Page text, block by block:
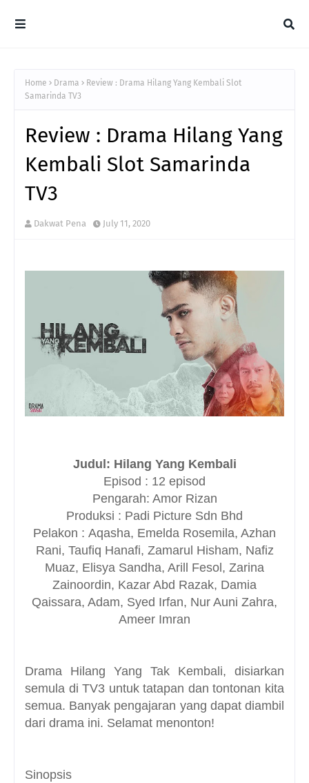
Home Drama
Review : Drama Hilang Yang Kembali Slot
Samarinda TV3
Review : Drama Hilang Yang
Kembali Slot Samarinda
TV3
Dakwat Pena July 11, 2020
Judul: Hilang Yang Kembali
Episod : 12 episod
Pengarah: Amor Rizan
Produksi : Padi Picture Sdn Bhd
Pelakon : Aqasha, Emelda Rosemila, Azhan
Rani, Taufiq Hanafi, Zamarul Hisham, Nafiz
Muaz, Elisya Sandha, Arill Fesol, Zarina
Zainoordin, Kazar Abd Razak, Damia
Qaissara, Adam, Syed Irfan, Nur Auni Zahra,
Ameer Imran
Drama Hilang Yang Tak Kembali, disiarkan
semula di TV3 untuk tatapan dan tontonan kita
semua. Banyak pengajaran yang dapat diambil
dari drama ini. Selamat menonton!
Sinopsis